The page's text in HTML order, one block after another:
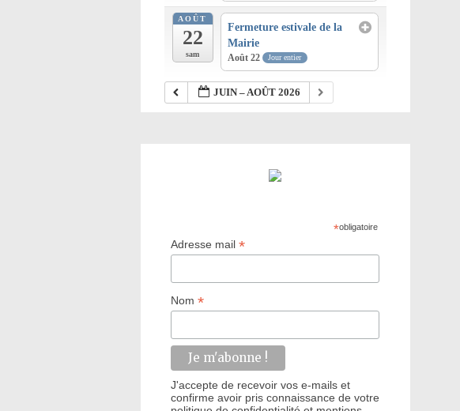
AOÛT
22
sam
Fermeture estivale de la
Mairie
Août 22 Jour entier
JUIN – AOÛT 2026
*obligatoire
Adresse mail*
Nom*
J'accepte de recevoir vos e-mails et
confirme avoir pris connaissance de votre